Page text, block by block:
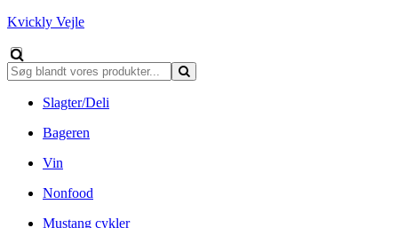
Kvickly Vejle
Slagter/Deli
Bageren
Vin
Nonfood
Mustang cykler